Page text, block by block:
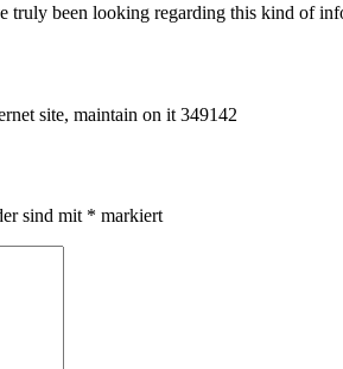
truly been looking regarding this kind of
site, maintain on it 349142
sind mit * markiert